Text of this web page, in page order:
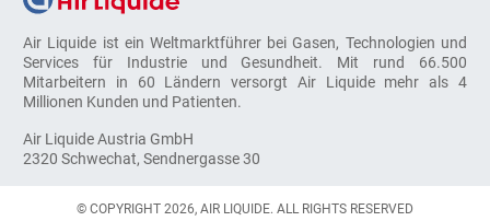
Air Liquide ist ein Weltmarktführer bei Gasen, Technologien und
Services für Industrie und Gesundheit. Mit rund 66.500
Mitarbeitern in 60 Ländern versorgt Air Liquide mehr als 4
Millionen Kunden und Patienten.
Air Liquide Austria GmbH
2320 Schwechat, Sendnergasse 30
© COPYRIGHT 2026, AIR LIQUIDE. ALL RIGHTS RESERVED